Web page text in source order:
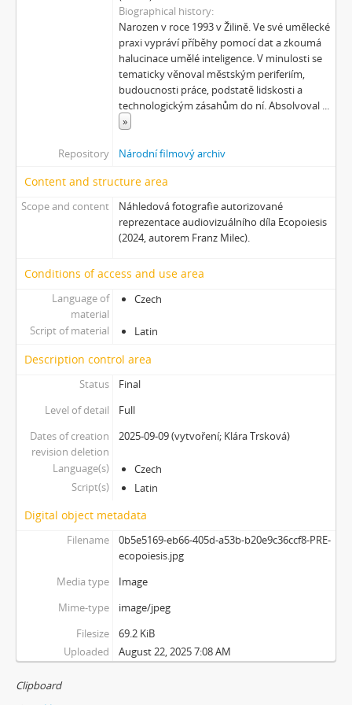
Biographical history
Narozen v roce 1993 v Žilině. Ve své umělecké
praxi vypráví příběhy pomocí dat a zkoumá
halucinace umělé inteligence. V minulosti se
tematicky věnoval městským periferiím,
budoucnosti práce, podstatě lidskosti a
technologickým zásahům do ní. Absolvoval ...
»
Repository Národní filmový archiv
Content and structure area
Scope and content
Náhledová fotografie autorizované
reprezentace audiovizuálního díla Ecopoiesis
(2024, autorem Franz Milec).
Conditions of access and use area
Language of
material
Czech
Script of material Latin
Description control area
Status
Final
Level of detail
Full
Dates of creation
revision deletion
2025-09-09 (vytvoření; Klára Trsková)
Language(s)
Czech
Script(s)
Latin
Digital object metadata
Filename
0b5e5169-eb66-405d-a53b-b20e9c36ccf8-PRE-
ecopoiesis.jpg
Media type
Image
Mime-type
image/jpeg
Filesize
69.2 KiB
Uploaded
August 22, 2025 7:08 AM
Clipboard